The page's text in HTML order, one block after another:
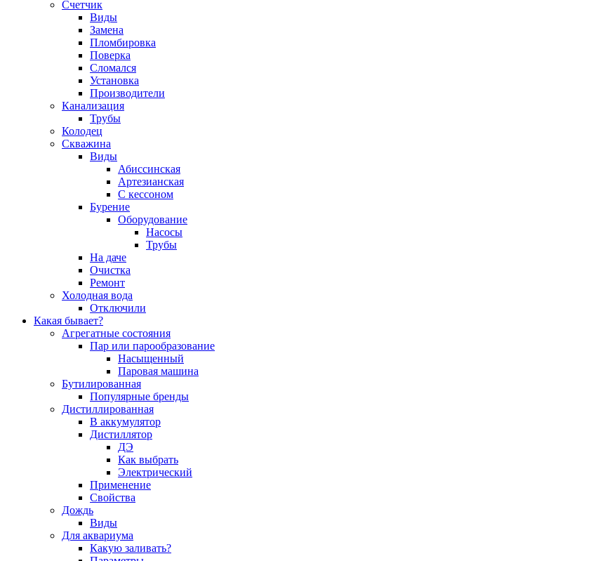
Счетчик
Виды
Замена
Пломбировка
Поверка
Сломался
Установка
Производители
Канализация
Трубы
Колодец
Скважина
Виды
Абиссинская
Артезианская
С кессоном
Бурение
Оборудование
Насосы
Трубы
На даче
Очистка
Ремонт
Холодная вода
Отключили
Какая бывает?
Агрегатные состояния
Пар или парообразование
Насыщенный
Паровая машина
Бутилированная
Популярные бренды
Дистиллированная
В аккумулятор
Дистиллятор
ДЭ
Как выбрать
Электрический
Применение
Свойства
Дождь
Виды
Для аквариума
Какую заливать?